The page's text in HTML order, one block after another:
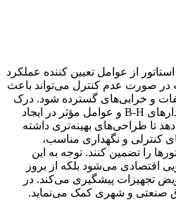
از عوامل تعیین کننده عملکرد
در صورت عدم کنترل می‌تواند باعث
و خرابی‌های گسترده شود. درک
علمی این پدیده، براساس نمودارهای B-H و عوامل مؤثر در ایجاد
تا طراحی‌های بهینه‌تری داشته
کنترلی و نگهداری مناسب،
را تضمین کنند. توجه به این
اقتصادی می‌شود بلکه از بروز
تجهیزات پیشگیری می‌کند. در
صنعتی و شهری کمک می‌نماید.